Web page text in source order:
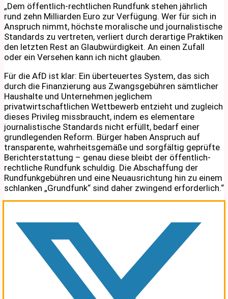
„Dem öffentlich-rechtlichen Rundfunk stehen jährlich
rund zehn Milliarden Euro zur Verfügung. Wer für sich in
Anspruch nimmt, höchste moralische und journalistische
Standards zu vertreten, verliert durch derartige Praktiken
den letzten Rest an Glaubwürdigkeit. An einen Zufall
oder ein Versehen kann ich nicht glauben.
Für die AfD ist klar: Ein überteuertes System, das sich
durch die Finanzierung aus Zwangsgebühren sämtlicher
Haushalte und Unternehmen jeglichem
privatwirtschaftlichen Wettbewerb entzieht und zugleich
dieses Privileg missbraucht, indem es elementare
journalistische Standards nicht erfüllt, bedarf einer
grundlegenden Reform. Bürger haben Anspruch auf
transparente, wahrheitsgemäße und sorgfältig geprüfte
Berichterstattung – genau diese bleibt der öffentlich-
rechtliche Rundfunk schuldig. Die Abschaffung der
Rundfunkgebühren und eine Neuausrichtung hin zu einem
schlanken „Grundfunk“ sind daher zwingend erforderlich.“